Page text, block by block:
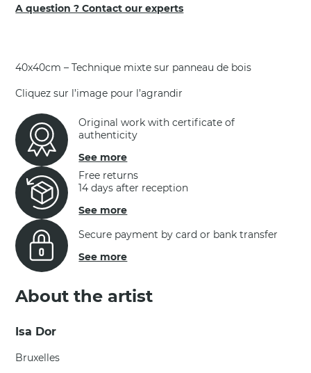
A question ? Contact our experts
40x40cm – Technique mixte sur panneau de bois
Cliquez sur l’image pour l’agrandir
Original work with certificate of
authenticity
See more
Free returns
14 days after reception
See more
Secure payment by card or bank transfer
See more
About the artist
Isa Dor
Bruxelles